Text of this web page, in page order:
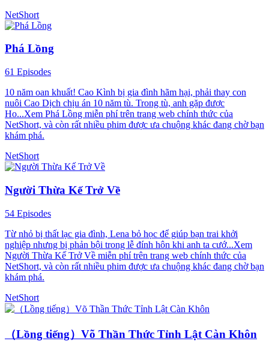
NetShort
Phá Lồng
61 Episodes
10 năm oan khuất! Cao Kình bị gia đình hãm hại, phải thay con
nuôi Cao Dịch chịu án 10 năm tù. Trong tù, anh gặp được
Ho...Xem Phá Lồng miễn phí trên trang web chính thức của
NetShort, và còn rất nhiều phim được ưa chuộng khác đang chờ bạn
khám phá.
NetShort
Người Thừa Kế Trở Về
54 Episodes
Từ nhỏ bị thất lạc gia đình, Lena bỏ học để giúp bạn trai khởi
nghiệp nhưng bị phản bội trong lễ đính hôn khi anh ta cướ...Xem
Người Thừa Kế Trở Về miễn phí trên trang web chính thức của
NetShort, và còn rất nhiều phim được ưa chuộng khác đang chờ bạn
khám phá.
NetShort
（Lồng tiếng）Võ Thần Thức Tỉnh Lật Càn Khôn